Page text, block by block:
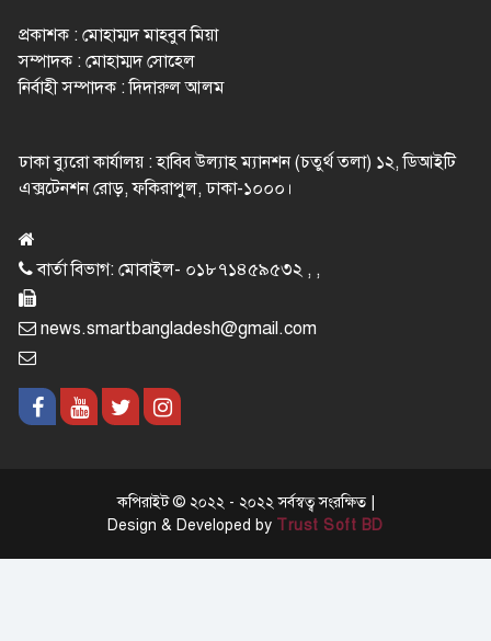
প্রকাশক : মোহাম্মদ মাহবুব মিয়া
সম্পাদক : মোহাম্মদ সোহেল
নির্বাহী সম্পাদক : দিদারুল আলম
ঢাকা ব্যুরো কার্যালয় : হাবিব উল্যাহ ম্যানশন (চতুর্থ তলা) ১২, ডিআইটি
এক্সটেনশন রোড়, ফকিরাপুল, ঢাকা-১০০০।
বার্তা বিভাগ: মোবাইল- ০১৮৭১৪৫৯৫৩২ , ,
news.smartbangladesh@gmail.com
কপিরাইট © ২০২২ - ২০২২ সর্বস্বত্ব সংরক্ষিত |
Design & Developed by Trust Soft BD